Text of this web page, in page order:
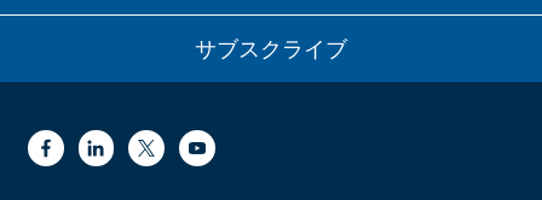
サブスクライブ